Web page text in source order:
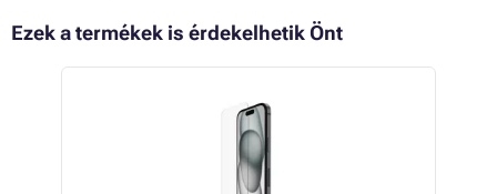
Ezek a termékek is érdekelhetik Önt